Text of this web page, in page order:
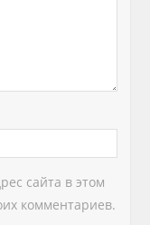
сайта в этом
комментариев.